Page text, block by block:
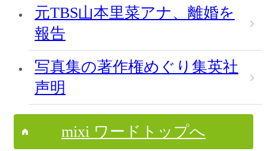
元TBS山本里菜アナ、離婚を
報告
写真集の著作権めぐり集英社
声明
mixi ワードトップへ